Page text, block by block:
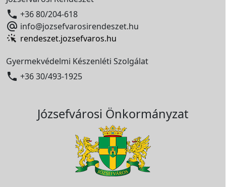
 +36 80/204-618
 info@jozsefvarosirendeszet.hu
rendeszet.jozsefvaros.hu
Gyermekvédelmi Készenléti Szolgálat
 +36 30/493-1925
Józsefvárosi Önkormányzat